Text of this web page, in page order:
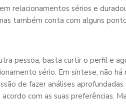
relacionamentos sérios e
também conta com alguns
pessoa, basta curtir o perfil e
sério. Em síntese, não
de fazer análises
com as suas preferências.